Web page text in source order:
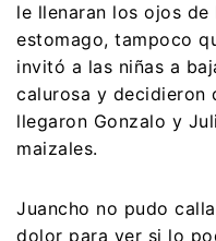
le llenaran los ojos
estomago, tampoco
invitó a las niñas a
calurosa y decidieron
llegaron Gonzalo y
maizales.
Juancho no pudo
dolor para ver si lo